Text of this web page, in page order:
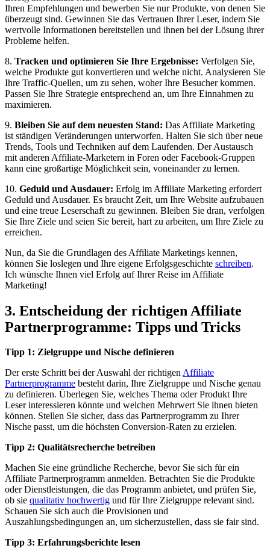
Ihren Empfehlungen und bewerben Sie nur Produkte, von denen Sie
überzeugt sind. Gewinnen Sie das Vertrauen Ihrer Leser, indem Sie
wertvolle Informationen bereitstellen und ihnen bei der Lösung ihrer
Probleme helfen.
8. Tracken und optimieren Sie Ihre Ergebnisse: Verfolgen Sie,
welche Produkte gut konvertieren und welche nicht. Analysieren Sie
Ihre Traffic-Quellen, um zu sehen, woher Ihre Besucher kommen.
Passen Sie Ihre Strategie entsprechend an, um Ihre Einnahmen zu
maximieren.
9. Bleiben Sie auf dem neuesten Stand: Das Affiliate Marketing
ist ständigen Veränderungen unterworfen. Halten Sie sich über neue
Trends, Tools und Techniken auf dem Laufenden. Der Austausch
mit anderen Affiliate-Marketern in Foren oder Facebook-Gruppen
kann eine großartige Möglichkeit sein, voneinander zu lernen.
10. Geduld und Ausdauer: Erfolg im Affiliate Marketing erfordert
Geduld und Ausdauer. Es braucht Zeit, um Ihre Website aufzubauen
und eine treue Leserschaft zu gewinnen. Bleiben Sie dran, verfolgen
Sie Ihre Ziele und seien Sie bereit, hart zu arbeiten, um Ihre Ziele zu
erreichen.
Nun, da Sie die Grundlagen des Affiliate Marketings kennen,
können Sie loslegen und Ihre eigene Erfolgsgeschichte schreiben.
Ich wünsche Ihnen viel Erfolg auf Ihrer Reise im Affiliate
Marketing!
3. Entscheidung der richtigen Affiliate
Partnerprogramme: Tipps und Tricks
Tipp 1: Zielgruppe und Nische definieren
Der erste Schritt bei der Auswahl der richtigenAffiliate
Partnerprogramme besteht darin, Ihre Zielgruppe und Nische genau
zu definieren. Überlegen Sie, welches Thema oder Produkt Ihre
Leser interessieren könnte und welchen Mehrwert Sie ihnen bieten
können. Stellen Sie sicher, dass das Partnerprogramm zu Ihrer
Nische passt, um die höchsten Conversion-Raten zu erzielen.
Tipp 2: Qualitätsrecherche betreiben
Machen Sie eine gründliche Recherche, bevor Sie sich für ein
Affiliate Partnerprogramm anmelden. Betrachten Sie die Produkte
oder Dienstleistungen, die das Programm anbietet, und prüfen Sie,
ob sie qualitativ hochwertig und für Ihre Zielgruppe relevant sind.
Schauen Sie sich auch die Provisionen und
Auszahlungsbedingungen an, um sicherzustellen, dass sie fair sind.
Tipp 3: Erfahrungsberichte lesen